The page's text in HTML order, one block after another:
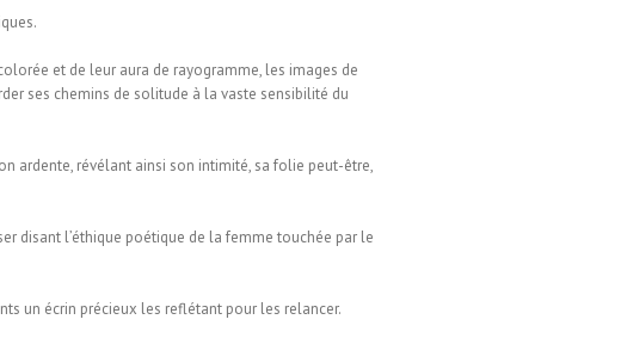
et de leur aura de rayogramme, les images de
ses chemins de solitude à la vaste sensibilité du
ardente, révélant ainsi son intimité, sa folie peut-être,
disant l’éthique poétique de la femme touchée par le
un écrin précieux les reflétant pour les relancer.